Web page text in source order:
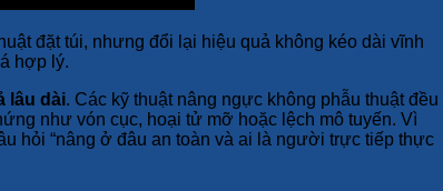
đặt túi, nhưng đổi lại hiệu quả không kéo dài vĩnh
hợp lý.
lâu dài. Các kỹ thuật nâng ngực không phẫu thuật đều
như vón cục, hoại tử mỡ hoặc lệch mô tuyến. Vì
hỏi “nâng ở đâu an toàn và ai là người trực tiếp thực